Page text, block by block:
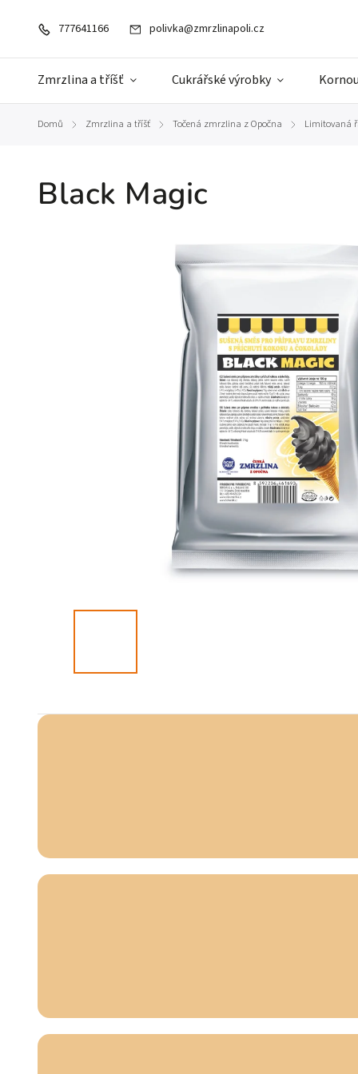
777641166 polivka@zmrzlinapoli.cz
Zmrzlina a tříšť Cukrářské výrobky
Domů / Zmrzlina a tříšť / Točená zmrzlina z Opočna / Limitovaná
Black Magic